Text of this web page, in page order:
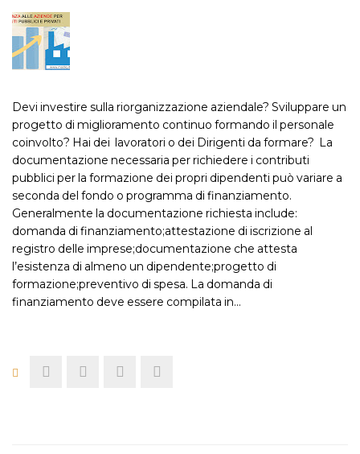
Devi investire sulla riorganizzazione aziendale? Sviluppare un
progetto di miglioramento continuo formando il personale
coinvolto? Hai dei lavoratori o dei Dirigenti da formare? La
documentazione necessaria per richiedere i contributi
pubblici per la formazione dei propri dipendenti può variare a
seconda del fondo o programma di finanziamento.
Generalmente la documentazione richiesta include:
domanda di finanziamento;attestazione di iscrizione al
registro delle imprese;documentazione che attesta
l’esistenza di almeno un dipendente;progetto di
formazione;preventivo di spesa. La domanda di
finanziamento deve essere compilata in…